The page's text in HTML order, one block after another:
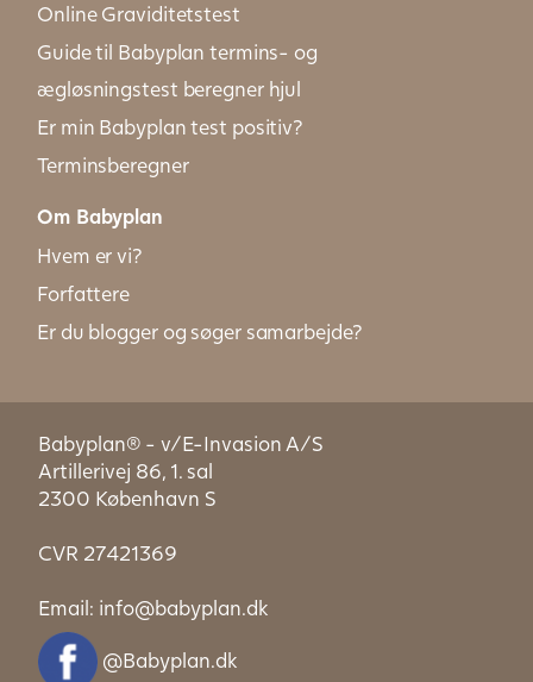
Online Graviditetstest
Guide til Babyplan termins- og
ægløsningstest beregner hjul
Er min Babyplan test positiv?
Terminsberegner
Om Babyplan
Hvem er vi?
Forfattere
Er du blogger og søger samarbejde?
Babyplan® - v/E-Invasion A/S
Artillerivej 86, 1. sal
2300 København S
CVR 27421369
Email: info@babyplan.dk
@Babyplan.dk